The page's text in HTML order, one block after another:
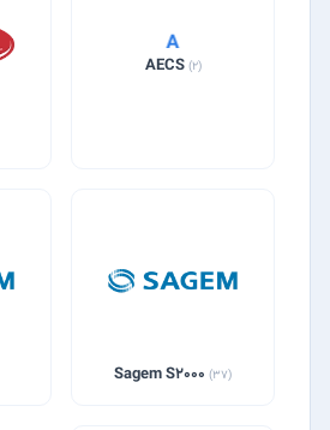
A
AECS (2)
Sagem S2000(37)